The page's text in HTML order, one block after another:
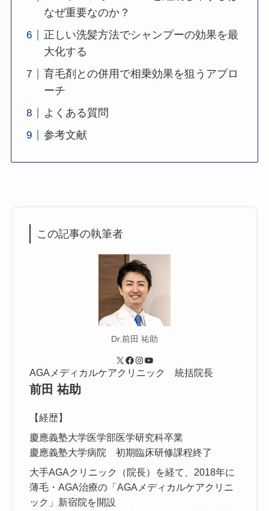
なぜ重要なのか？
正しい洗髪方法でシャンプーの効果を最
大化する
育毛剤との併用で相乗効果を狙うアプロ
ーチ
よくある質問
参考文献
この記事の執筆者
Dr.前田 祐助
X Facebook Instagram YouTube
AGAメディカルケアクリニック 統括院長
前田 祐助
【経歴】
慶應義塾大学医学部医学研究科卒業
慶應義塾大学病院 初期臨床研修課程終了
大手AGAクリニック（院長）を経て、2018年に
薄毛・AGA治療の「AGAメディカルケアクリニ
ック」新宿院を開設